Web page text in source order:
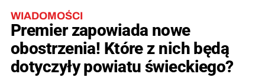
WIADOMOŚCI
Premier zapowiada nowe
obostrzenia! Które z nich będą
dotyczyły powiatu świeckiego?